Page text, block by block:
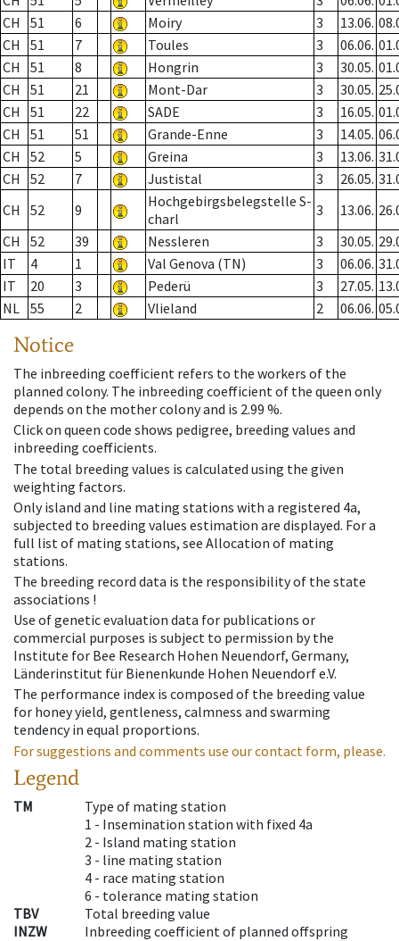
CH
51 6 Moiry 3 13.06.
CH
51 7 Toules 3 06.06.
CH
51 8 Hongrin 3 30.05.
CH
51 21 Mont-Dar 3 30.05.
CH
51 22 SADE 3 16.05.
CH
51 51 Grande-Enne 3 14.05.
CH
52 5 Greina 3 13.06.
CH
52 7 Justistal 3 26.05.
CH
52 9
Hochgebirgsbelegstelle S-
charl
3 13.06.
CH
52 39 Nessleren 3 30.05.
IT
4 1 Val Genova (TN) 3 06.06.
IT
20 3 Pederü 3 27.05.
NL 55 2 Vlieland 2 06.06.
Notice
The inbreeding coefficient refers to the workers of the
planned colony. The inbreeding coefficient of the queen only
depends on the mother colony and is 2.99 %.
Click on queen code shows pedigree, breeding values and
inbreeding coefficients.
The total breeding values is calculated using the given
weighting factors.
Only island and line mating stations with a registered 4a,
subjected to breeding values estimation are displayed. For a
full list of mating stations, see Allocation of mating
stations.
The breeding record data is the responsibility of the state
associations !
Use of genetic evaluation data for publications or
commercial purposes is subject to permission by the
Institute for Bee Research Hohen Neuendorf, Germany,
Länderinstitut für Bienenkunde Hohen Neuendorf e.V.
The performance index is composed of the breeding value
for honey yield, gentleness, calmness and swarming
tendency in equal proportions.
For suggestions and comments use our contact form, please.
Legend
TM
Type of mating station
1 - Insemination station with fixed 4a
2 - Island mating station
3 - line mating station
4 - race mating station
6 - tolerance mating station
TBV
Total breeding value
INZW
Inbreeding coefficient of planned offspring